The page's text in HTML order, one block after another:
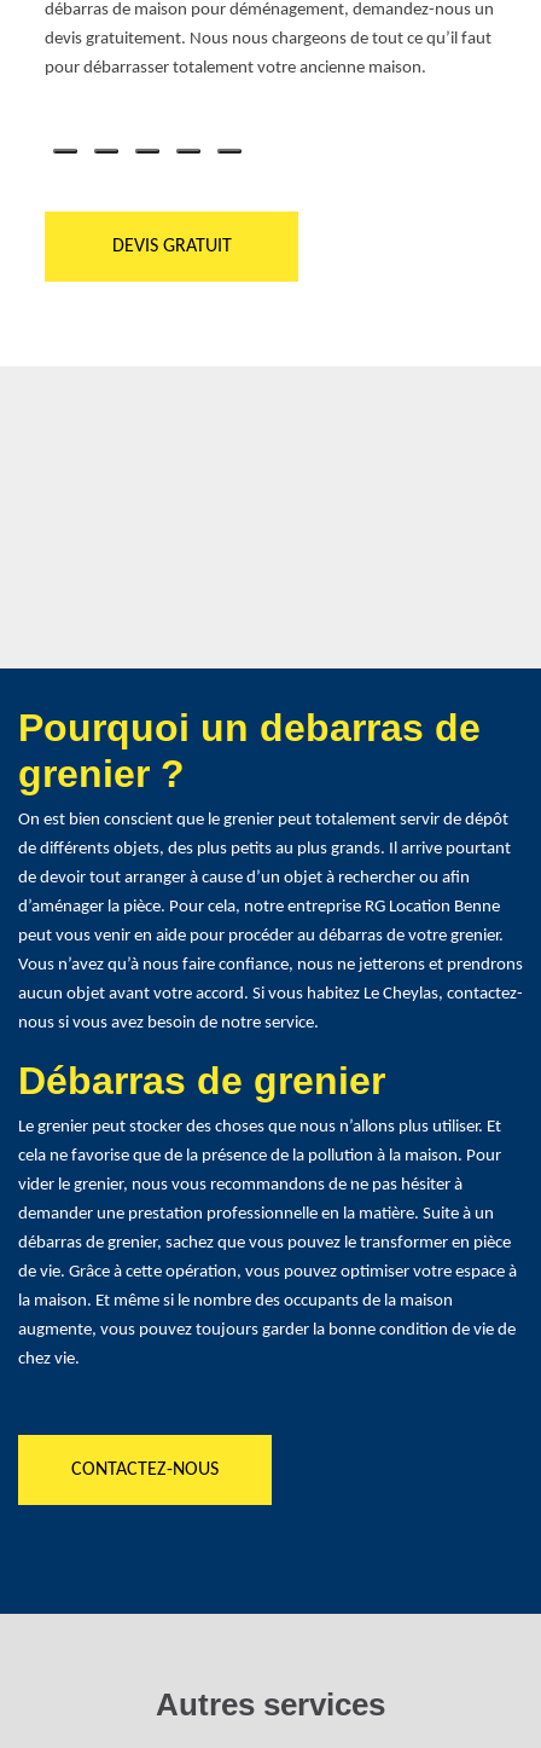
débarras de maison pour déménagement, demandez-nous un
devis gratuitement. Nous nous chargeons de tout ce qu’il faut
pour débarrasser totalement votre ancienne maison.
DEVIS GRATUIT
Pourquoi un debarras de
grenier ?
On est bien conscient que le grenier peut totalement servir de dépôt
de différents objets, des plus petits au plus grands. Il arrive pourtant
de devoir tout arranger à cause d’un objet à rechercher ou afin
d’aménager la pièce. Pour cela, notre entreprise RG Location Benne
peut vous venir en aide pour procéder au débarras de votre grenier.
Vous n’avez qu’à nous faire confiance, nous ne jetterons et prendrons
aucun objet avant votre accord. Si vous habitez Le Cheylas, contactez-
nous si vous avez besoin de notre service.
Débarras de grenier
Le grenier peut stocker des choses que nous n’allons plus utiliser. Et
cela ne favorise que de la présence de la pollution à la maison. Pour
vider le grenier, nous vous recommandons de ne pas hésiter à
demander une prestation professionnelle en la matière. Suite à un
débarras de grenier, sachez que vous pouvez le transformer en pièce
de vie. Grâce à cette opération, vous pouvez optimiser votre espace à
la maison. Et même si le nombre des occupants de la maison
augmente, vous pouvez toujours garder la bonne condition de vie de
chez vie.
CONTACTEZ-NOUS
Autres services